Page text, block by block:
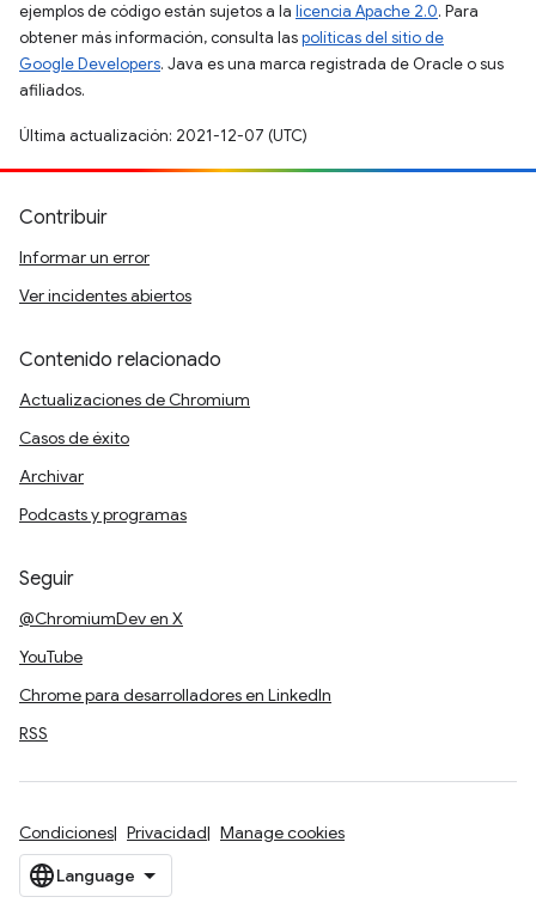
ejemplos de código están sujetos a la licencia Apache 2.0. Para
obtener más información, consulta laspolíticas del sitio de
Google Developers. Java es una marca registrada de Oracle o sus
afiliados.
Última actualización: 2021-12-07 (UTC)
Contribuir
Informar un error
Ver incidentes abiertos
Contenido relacionado
Actualizaciones de Chromium
Casos de éxito
Archivar
Podcasts y programas
Seguir
@ChromiumDev en X
YouTube
Chrome para desarrolladores en LinkedIn
RSS
Condiciones Privacidad Manage cookies